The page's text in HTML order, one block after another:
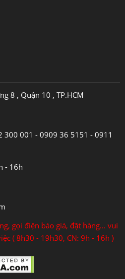
8 , Quận 10 , TP.HCM
300 001 - 0909 36 5151 - 0911
- 16h
gọi điện báo giá, đặt hàng... vui
( 8h30 - 19h30, CN: 9h - 16h )